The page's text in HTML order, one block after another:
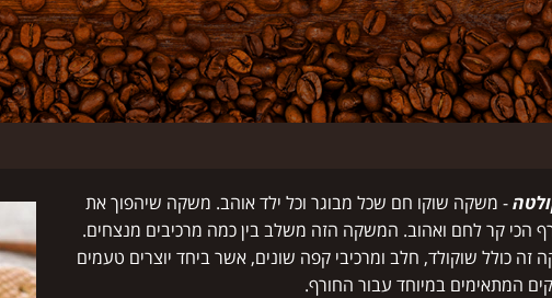
- משקה שוקו חם שכל מבוגר וכל ילד אוהב. משקה שיהפוך את
הכי קר לחם ואהוב. המשקה הזה משלב בין כמה מרכיבים מנצחים.
זה כולל שוקולד, חלב ומרכיבי קפה שונים, אשר ביחד יוצרים טעמים
המתאימים במיוחד עבור החורף.